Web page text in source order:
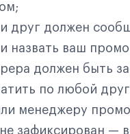
друг должен
назвать ваш
должен быть
по любой
менеджеру
зафиксирован —